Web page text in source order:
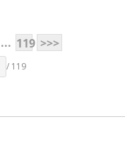
... 119 >>>
/ 119